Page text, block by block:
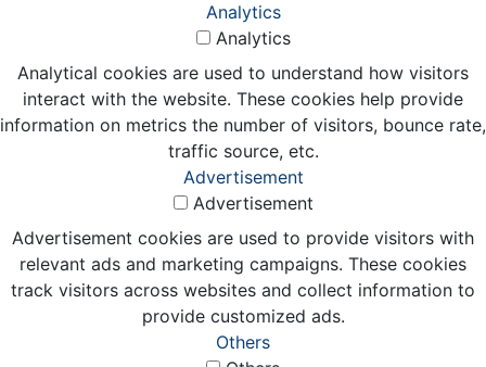
Analytics
Analytics
Analytical cookies are used to understand how visitors
interact with the website. These cookies help provide
information on metrics the number of visitors, bounce rate,
traffic source, etc.
Advertisement
Advertisement
Advertisement cookies are used to provide visitors with
relevant ads and marketing campaigns. These cookies
track visitors across websites and collect information to
provide customized ads.
Others